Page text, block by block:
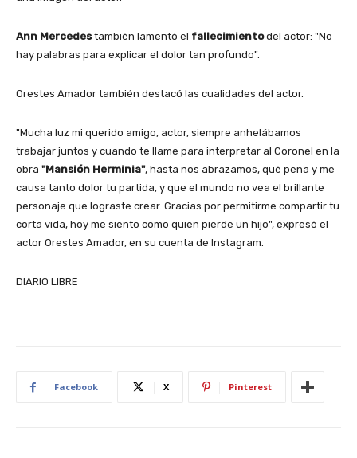
Ann Mercedestambién lamentó el fallecimientodel actor: "No
hay palabras para explicar el dolor tan profundo".
Orestes Amador también destacó las cualidades del actor.
"Mucha luz mi querido amigo, actor, siempre anhelábamos
trabajar juntos y cuando te llame para interpretar al Coronel en la
obra "Mansión Herminia", hasta nos abrazamos, qué pena y me
causa tanto dolor tu partida, y que el mundo no vea el brillante
personaje que lograste crear. Gracias por permitirme compartir tu
corta vida, hoy me siento como quien pierde un hijo", expresó el
actor Orestes Amador, en su cuenta de Instagram.
DIARIO LIBRE
Facebook X Pinterest